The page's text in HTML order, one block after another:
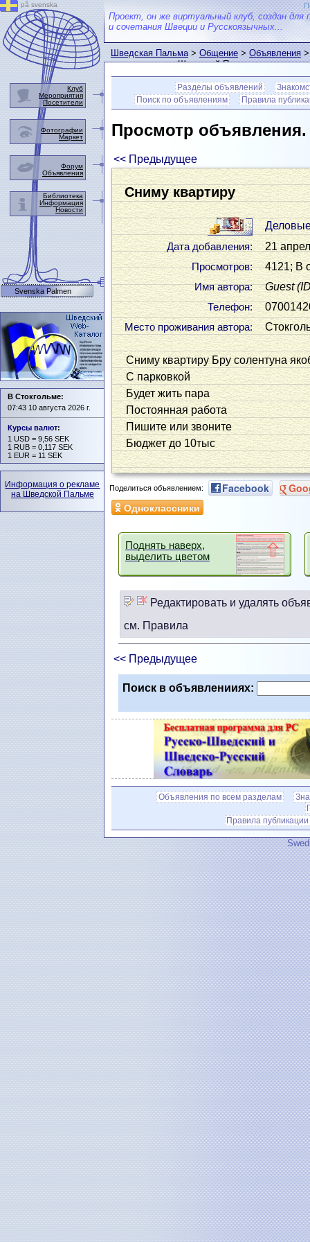
Проект, он же виртуальный клуб, создан для
и сочетания Швеции и Русскоязычных...
Шведская Пальма>Общение>Объявления>
пользователем Шведской Пальмы
Разделы объявлений
Поиск по объявлениям
Правила
Просмотр
<< Предыдущее
Сниму квартиру
Дата добавления: 21
Просмотров: 4121; В
Имя автора: Guest
Телефон:
Место проживания автора:
Сниму квартиру Бру солентуна
С парковкой
Будет жить пара
Постоянная работа
Пишите или звоните
Бюджет до 10тыс
Поделиться объявлением: Facebook
Одноклассники
Поднять наверх,
выделить цветом
Редактировать и удалять
см. Правила
<< Предыдущее
Поиск в объявленииях:
Объявления по всем разделам
Правила публикации
på svenska
Клуб
Мероприятия
Посетители
Фотографии
Маркет
Форум
Объявления
Библиотека
Информация
Новости
Svenska Palmen
В Стокгольме:
07:43 10 августа 2026 г.
Курсы валют:
1 USD = 9,56 SEK
1 RUB = 0,117 SEK
1 EUR = 11 SEK
Информация о рекламе
на Шведской Пальме